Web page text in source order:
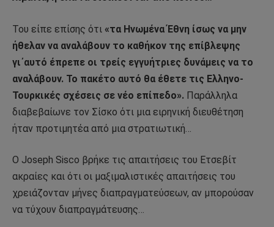
Του είπε επίσης ότι «τα Ηνωμένα Έθνη ίσως να μην
ήθελαν να αναλάβουν το καθήκον της επίβλεψης
γι΄αυτό έπρεπε οι τρείς εγγυήτριες δυνάμεις να το
αναλάβουν. Το πακέτο αυτό θα έθετε τις Ελληνο-
Τουρκικές σχέσεις σε νέο επίπεδο». Παράλληλα
διαβεβαίωνε τον Σίσκο ότι μια ειρηνική διευθέτηση
ήταν προτιμητέα από μια στρατιωτική…
Ο Joseph Sisco βρήκε τις απαιτήσεις του Ετσεβίτ
ακραίες και ότι οι μαξιμαλιστικές απαιτήσεις του
χρειάζονταν μήνες διαπραγματεύσεων, αν μπορούσαν
να τύχουν διαπραγμάτευσης…